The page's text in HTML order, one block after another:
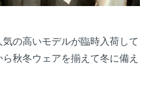
の高いモデルが臨時入荷して
秋冬ウェアを揃えて冬に備え